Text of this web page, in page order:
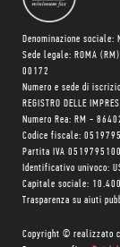
Denominazione sociale:
Sede legale: ROMA
00172
Numero e sede di
REGISTRO DELLE
Numero Rea: RM -
Codice fiscale:
Partita IVA
Identificativo univoco:
Capitale sociale: 10.400
Trasparenza su aiuti
Copyright © realizzato